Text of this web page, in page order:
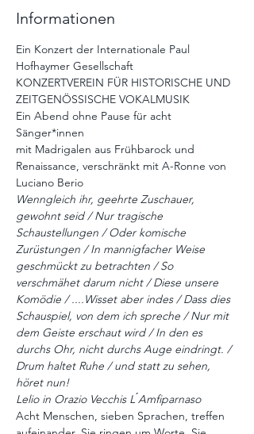
Informationen
Ein Konzert der Internationale Paul
Hofhaymer Gesellschaft
KONZERTVEREIN FÜR HISTORISCHE UND
ZEITGENÖSSISCHE VOKALMUSIK
Ein Abend ohne Pause für acht
Sänger*innen
mit Madrigalen aus Frühbarock und
Renaissance, verschränkt mit A-Ronne von
Luciano Berio
Wenngleich ihr, geehrte Zuschauer,
gewohnt seid / Nur tragische
Schaustellungen / Oder komische
Zurüstungen / In mannigfacher Weise
geschmückt zu betrachten / So
verschmähet darum nicht / Diese unsere
Komödie / ....Wisset aber indes / Dass dies
Schauspiel, von dem ich spreche / Nur mit
dem Geiste erschaut wird / In den es
durchs Ohr, nicht durchs Auge eindringt. /
Drum haltet Ruhe / und statt zu sehen,
höret nun!
Lelio in Orazio Vecchis L ́Amfiparnaso
Acht Menschen, sieben Sprachen, treffen